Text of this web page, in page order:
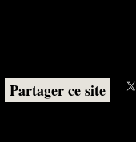
Partager ce site